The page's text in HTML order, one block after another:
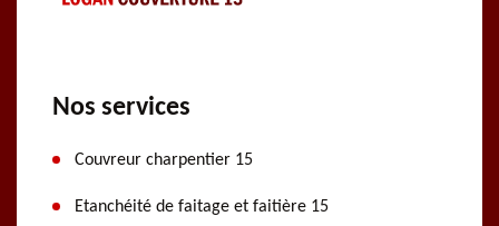
Nos services
Couvreur charpentier 15
Etanchéité de faitage et faitière 15